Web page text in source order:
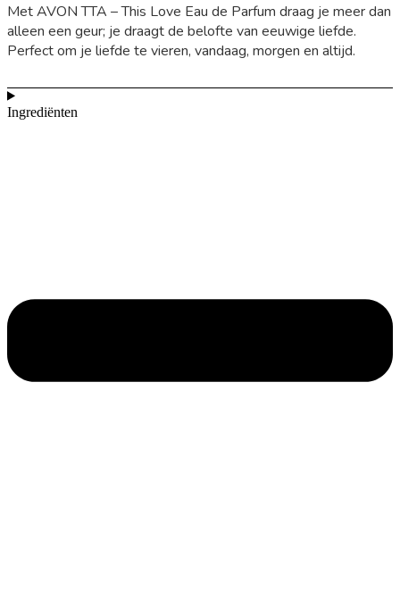
Met AVON TTA – This Love Eau de Parfum draag je meer dan
alleen een geur; je draagt de belofte van eeuwige liefde.
Perfect om je liefde te vieren, vandaag, morgen en altijd.
Ingrediënten